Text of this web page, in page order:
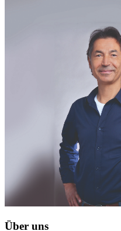
Über uns